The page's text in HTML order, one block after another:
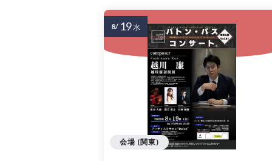
会場 (関東)
8/ 19水